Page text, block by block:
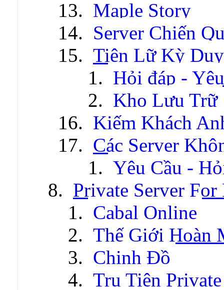
Maple Story
Server Chiến
Tiên Lữ Kỳ
Hỏi đáp -
Kho Lưu Trữ
Kiếm Khách
Các Server
Yêu Cầu -
Private Server
Cabal Online
Thế Giới Hoàn
Chinh Đồ
Tru Tiên Private